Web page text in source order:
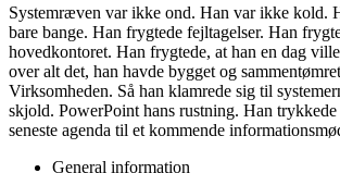
Systemræven var ikke ond. Han var ikke kold.
bare bange. Han frygtede fejltagelser. Han
hovedkontoret. Han frygtede, at han en dag
over alt det, han havde bygget og
Virksomheden. Så han klamrede sig til
skjold. PowerPoint hans rustning. Han
seneste agenda til et kommende
General information